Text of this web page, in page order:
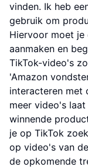
vinden. Ik heb
gebruik om
Hiervoor moet je
aanmaken en
TikTok-video's
'Amazon
interacteren met
meer video's
winnende
je op TikTok
op video's van
de opkomende